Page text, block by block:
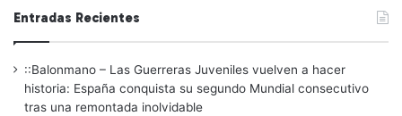
Entradas Recientes
::Balonmano – Las Guerreras Juveniles vuelven a hacer
historia: España conquista su segundo Mundial consecutivo
tras una remontada inolvidable